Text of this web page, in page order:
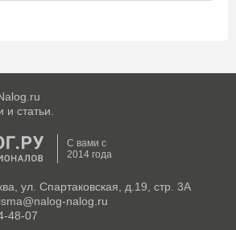
и статьи.
С вами с
2014 года
ул. Спартаковская, д.19, стр. 3А
nalog.ru
48-07